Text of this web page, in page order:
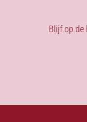
Blijf op de